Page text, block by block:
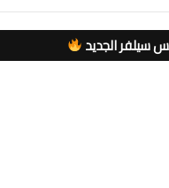
سيلفر الجديد